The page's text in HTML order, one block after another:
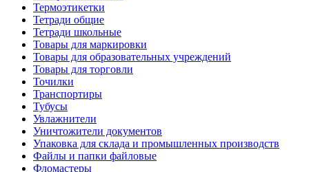
Термоэтикетки
Тетради общие
Тетради школьные
Товары для маркировки
Товары для образовательных учреждений
Товары для торговли
Точилки
Транспортиры
Тубусы
Увлажнители
Уничтожители документов
Упаковка для склада и промышленных производств
Файлы и папки файловые
Фломастеры